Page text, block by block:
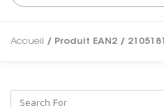
Accueil / Produit EAN2 / 2105181